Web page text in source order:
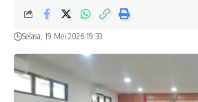
Selasa, 19 Mei 2026 19:33